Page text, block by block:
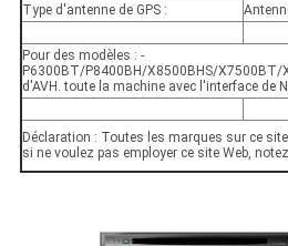
Type d'antenne de GPS :
Pour des modèles : ‐
P6300BT/P8400BH/X8500BHS/
d'AVH. toute la machine avec l'interface de
Déclaration : Toutes les marques sur ce
si ne voulez pas employer ce site Web,